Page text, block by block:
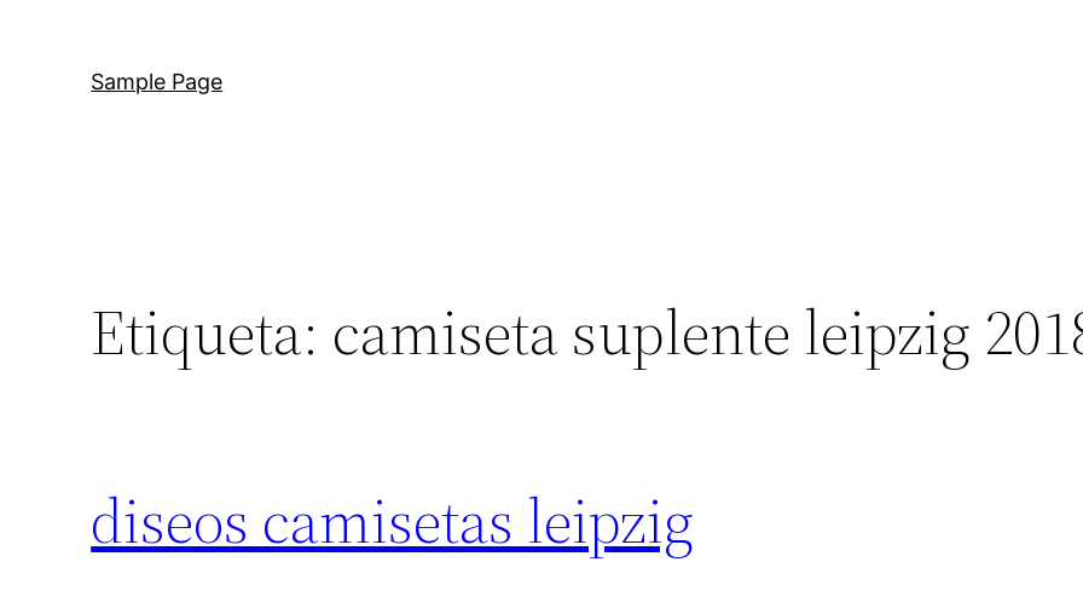
Sample Page
Etiqueta: camiseta suplente leipzig
diseos camisetas leipzig